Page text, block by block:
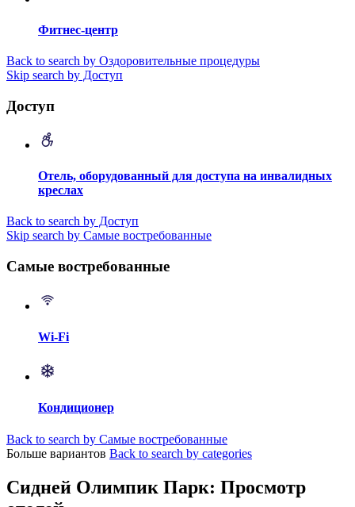
Фитнес-центр
Back to search by Оздоровительные процедуры
Skip search by Доступ
Доступ
Отель, оборудованный для доступа на инвалидных
креслах
Back to search by Доступ
Skip search by Самые востребованные
Самые востребованные
Wi-Fi
Кондиционер
Back to search by Самые востребованные
Больше вариантов Back to search by categories
Сидней Олимпик Парк: Просмотр